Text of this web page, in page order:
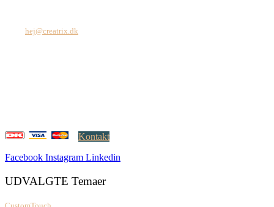
hej@creatrix.dk
Kontakt
Facebook Instagram Linkedin
UDVALGTE Temaer